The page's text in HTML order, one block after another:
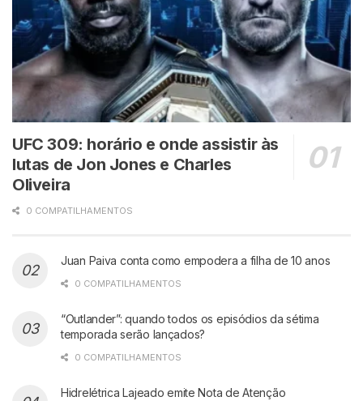
UFC 309: horário e onde assistir às
lutas de Jon Jones e Charles
Oliveira
0 COMPATILHAMENTOS
Juan Paiva conta como empodera a filha de 10 anos
0 COMPATILHAMENTOS
“Outlander”: quando todos os episódios da sétima
temporada serão lançados?
0 COMPATILHAMENTOS
Hidrelétrica Lajeado emite Nota de Atenção